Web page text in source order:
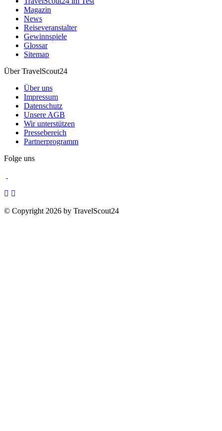
Magazin
News
Reiseveranstalter
Gewinnspiele
Glossar
Sitemap
Über TravelScout24
Über uns
Impressum
Datenschutz
Unsere AGB
Wir unterstützen
Pressebereich
Partnerprogramm
Folge uns
© Copyright 2026 by TravelScout24